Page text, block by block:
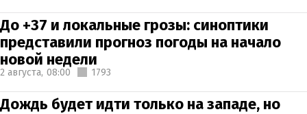
До +37 и локальные грозы: синоптики
представили прогноз погоды на начало
новой недели
2 августа, 08:00 1793
Дождь будет идти только на западе, но